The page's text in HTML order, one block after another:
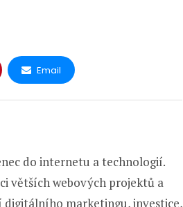
Email
do internetu a technologií.
větších webových projektů a
digitálního marketingu, investice,